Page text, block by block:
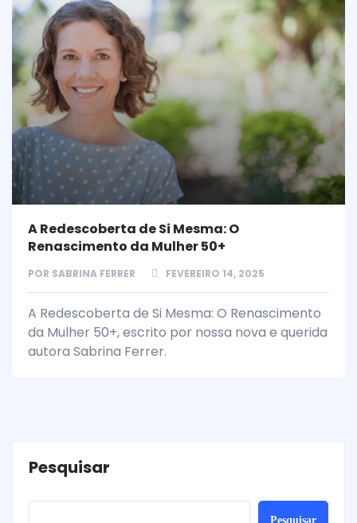
A Redescoberta de Si Mesma: O
Renascimento da Mulher 50+
POR SABRINA FERRER FEVEREIRO 14, 2025
A Redescoberta de Si Mesma: O Renascimento
da Mulher 50+, escrito por nossa nova e querida
autora Sabrina Ferrer.
Pesquisar
Pesquisar